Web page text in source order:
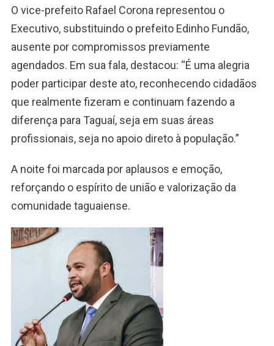
O vice-prefeito Rafael Corona representou o
Executivo, substituindo o prefeito Edinho Fundão,
ausente por compromissos previamente
agendados. Em sua fala, destacou: “É uma alegria
poder participar deste ato, reconhecendo cidadãos
que realmente fizeram e continuam fazendo a
diferença para Taguaí, seja em suas áreas
profissionais, seja no apoio direto à população.”
A noite foi marcada por aplausos e emoção,
reforçando o espírito de união e valorização da
comunidade taguaiense.